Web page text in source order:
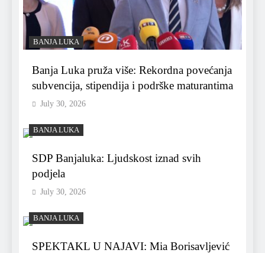
BANJA LUKA
Banja Luka pruža više: Rekordna povećanja
subvencija, stipendija i podrške maturantima
July 30, 2026
BANJA LUKA
SDP Banjaluka: Ljudskost iznad svih
podjela
July 30, 2026
BANJA LUKA
SPEKTAKL U NAJAVI: Mia Borisavljević